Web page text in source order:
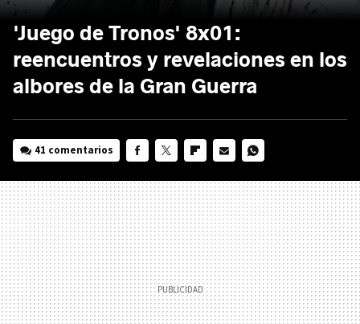
'Juego de Tronos' 8x01:
reencuentros y revelaciones en los
albores de la Gran Guerra
41 comentarios
MAIL